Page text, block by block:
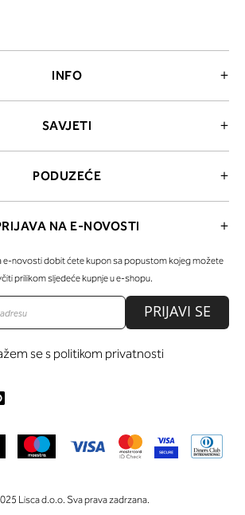
INFO
SAVJETI
PODUZEĆE
NA E-NOVOSTI
e-novosti dobit ćete kupon sa popustom kojeg možete
prilikom sljedeće kupnje u e-shopu.
PRIJAVI SE
se s politikom privatnosti
Lisca d.o.o. Sva prava zadrzana.